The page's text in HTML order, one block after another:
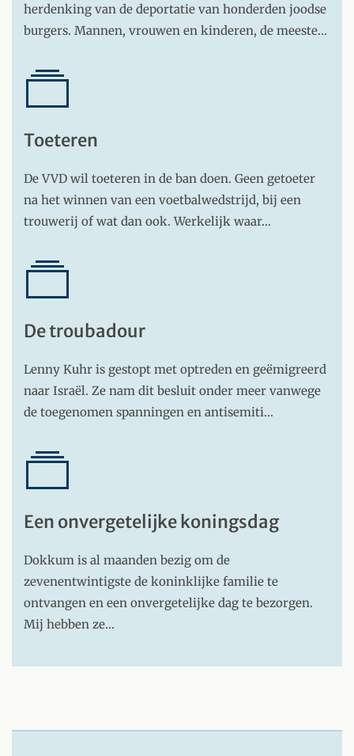
herdenking van de deportatie van honderden joodse
burgers. Mannen, vrouwen en kinderen, de meeste…
Toeteren
De VVD wil toeteren in de ban doen. Geen getoeter
na het winnen van een voetbalwedstrijd, bij een
trouwerij of wat dan ook. Werkelijk waar…
De troubadour
Lenny Kuhr is gestopt met optreden en geëmigreerd
naar Israël. Ze nam dit besluit onder meer vanwege
de toegenomen spanningen en antisemiti…
Een onvergetelijke koningsdag
Dokkum is al maanden bezig om de
zevenentwintigste de koninklijke familie te
ontvangen en een onvergetelijke dag te bezorgen.
Mij hebben ze…